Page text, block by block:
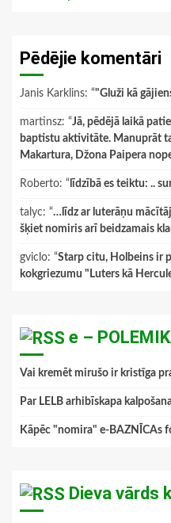
Pēdējie komentāri
Janis Karklins: “"Gluži kā
martinsz: “Jā, pēdējā laikā
baptistu aktivitāte. Manuprāt
Makartura, Džona Paipera
Roberto: “ līdzībā es teiktu: ..
talyc: “…līdz ar luterāņu
šķiet nomiris arī beidzamais
gviclo: “Starp citu, Holbeins ir
kokgriezumu "Luters kā
e –
Vai kremēt mirušo ir kristīga
Par LELB arhibīskapa
Kāpēc "nomira" e-BAZNĪCAs
Dieva vārds